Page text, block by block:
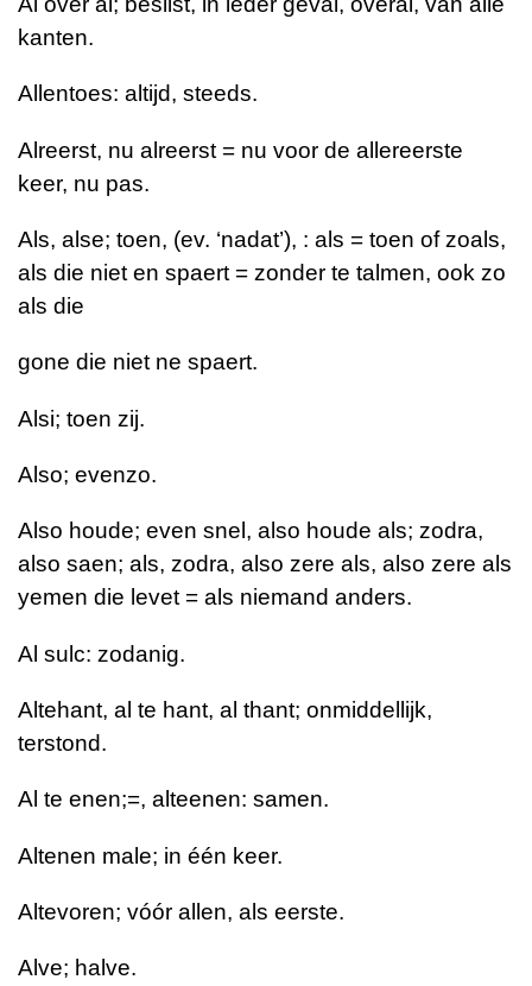
kanten.
Allentoes: altijd, steeds.
Alreerst, nu alreerst = nu voor de allereerste
keer, nu pas.
Als, alse; toen, (ev. ‘nadat’), : als = toen of zoals,
als die niet en spaert = zonder te talmen, ook zo
als die
gone die niet ne spaert.
Alsi; toen zij.
Also; evenzo.
Also houde; even snel, also houde als; zodra,
also saen; als, zodra, also zere als, also zere als
yemen die levet = als niemand anders.
Al sulc: zodanig.
Altehant, al te hant, al thant; onmiddellijk,
terstond.
Al te enen;=, alteenen: samen.
Altenen male; in één keer.
Altevoren; vóór allen, als eerste.
Alve; halve.